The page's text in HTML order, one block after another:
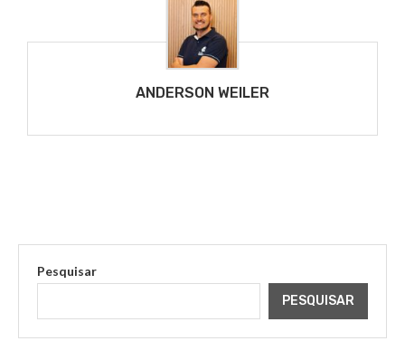
ANDERSON WEILER
Pesquisar
PESQUISAR